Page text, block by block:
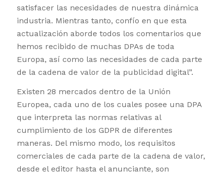
satisfacer las necesidades de nuestra dinámica
industria. Mientras tanto, confío en que esta
actualización aborde todos los comentarios que
hemos recibido de muchas DPAs de toda
Europa, así como las necesidades de cada parte
de la cadena de valor de la publicidad digital”.
Existen 28 mercados dentro de la Unión
Europea, cada uno de los cuales posee una DPA
que interpreta las normas relativas al
cumplimiento de los GDPR de diferentes
maneras. Del mismo modo, los requisitos
comerciales de cada parte de la cadena de valor,
desde el editor hasta el anunciante, son